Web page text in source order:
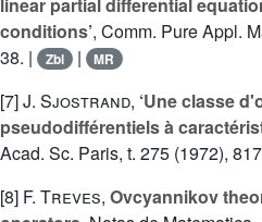
conditions’, Comm. Pure Appl.
38. |
Zbl | MR
[7]J. Sjostrand, ‘Une classe
pseudodifférentiels à
Acad. Sc. Paris, t. 275 (1972),
[8] F. Treves, Ovcyannikov